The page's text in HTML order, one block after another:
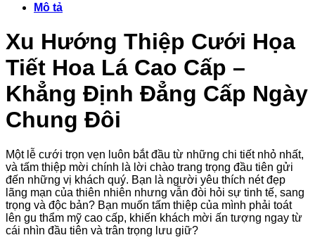
Mô tả
Xu Hướng Thiệp Cưới Họa
Tiết Hoa Lá Cao Cấp –
Khẳng Định Đẳng Cấp Ngày
Chung Đôi
Một lễ cưới trọn vẹn luôn bắt đầu từ những chi tiết nhỏ nhất,
và tấm thiệp mời chính là lời chào trang trọng đầu tiên gửi
đến những vị khách quý. Bạn là người yêu thích nét đẹp
lãng mạn của thiên nhiên nhưng vẫn đòi hỏi sự tinh tế, sang
trọng và độc bản? Bạn muốn tấm thiệp của mình phải toát
lên gu thẩm mỹ cao cấp, khiến khách mời ấn tượng ngay từ
cái nhìn đầu tiên và trân trọng lưu giữ?